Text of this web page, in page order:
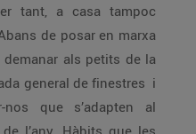
tant, a casa tampoc
de posar en marxa
demanar als petits de la
general de finestres i
nos que s’adapten al
l’any. Hàbits que les